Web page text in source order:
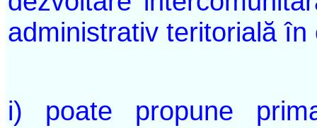
administrativ teritorială
i) poate propune